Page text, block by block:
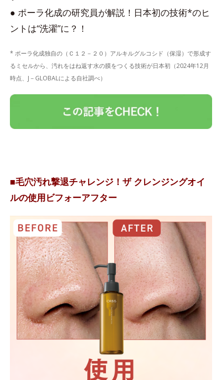
● ポーラ化成の研究員が解説！日本初の技術*のヒ
ントは“洗濯”に？！
* ポーラ化成独自の（Ｃ１２－２０）アルキルグルコシド（保湿）で形成す
るミセルから、汚れをはね返す水の膜をつくる技術が日本初（2024年12月
時点、J－GLOBALによる自社調べ）
■毛穴汚れ撃退チャレンジ！ザ クレンジングオイ
ルの使用ビフォーアフター